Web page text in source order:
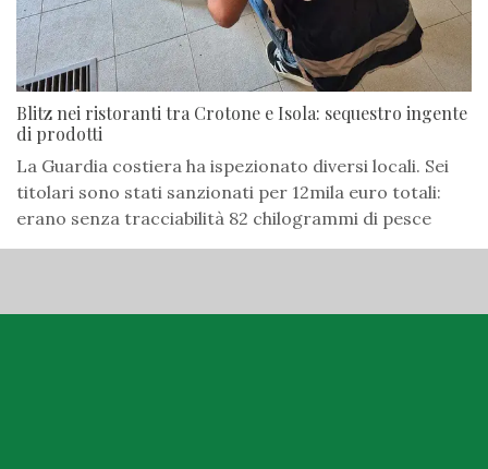
Blitz nei ristoranti tra Crotone e Isola: sequestro ingente
di prodotti
La Guardia costiera ha ispezionato diversi locali. Sei
titolari sono stati sanzionati per 12mila euro totali:
erano senza tracciabilità 82 chilogrammi di pesce